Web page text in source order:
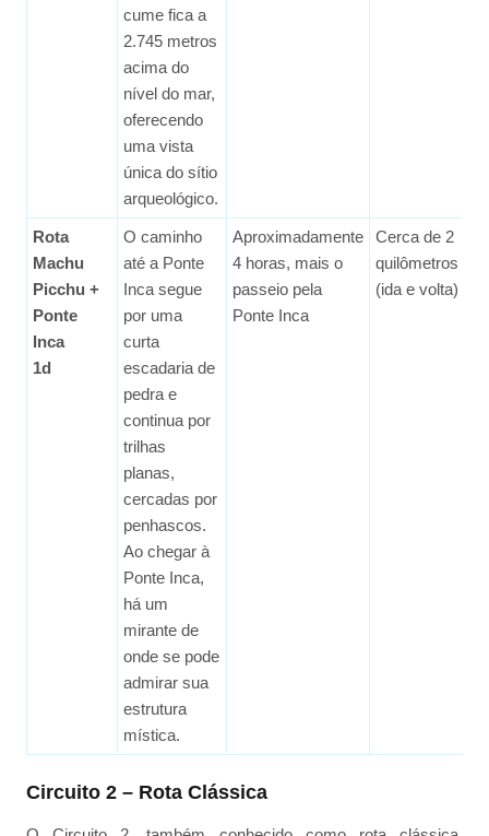
cume fica a
2.745 metros
acima do
nível do mar,
oferecendo
uma vista
única do sítio
arqueológico.
Rota
Machu
Picchu +
Ponte
Inca
1d
O caminho
até a Ponte
Inca segue
por uma
curta
escadaria de
pedra e
continua por
trilhas
planas,
cercadas por
penhascos.
Ao chegar à
Ponte Inca,
há um
mirante de
onde se pode
admirar sua
estrutura
mística.
Aproximadamente
4 horas, mais o
passeio pela
Ponte Inca
Cerca de 2
quilômetros
(ida e volta)
Circuito 2 – Rota Clássica